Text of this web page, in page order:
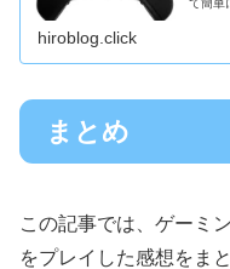
hiroblog.click
まとめ
この記事では、ゲーミ
をプレイした感想をま